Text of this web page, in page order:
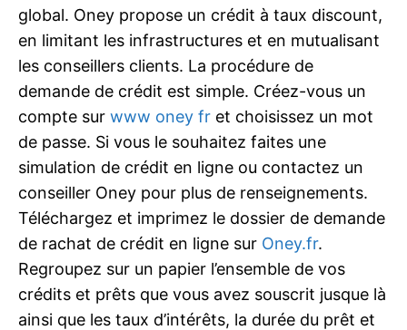
global. Oney propose un crédit à taux discount,
en limitant les infrastructures et en mutualisant
les conseillers clients. La procédure de
demande de crédit est simple. Créez-vous un
compte sur www oney fr et choisissez un mot
de passe. Si vous le souhaitez faites une
simulation de crédit en ligne ou contactez un
conseiller Oney pour plus de renseignements.
Téléchargez et imprimez le dossier de demande
de rachat de crédit en ligne sur Oney.fr.
Regroupez sur un papier l’ensemble de vos
crédits et prêts que vous avez souscrit jusque là
ainsi que les taux d’intérêts, la durée du prêt et